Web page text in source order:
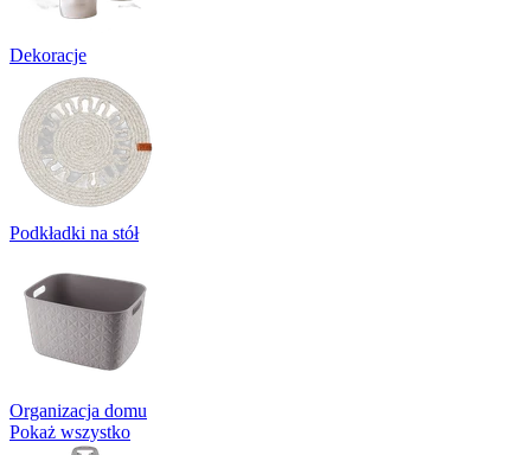
Dekoracje
Podkładki na stół
Organizacja domu
Pokaż wszystko